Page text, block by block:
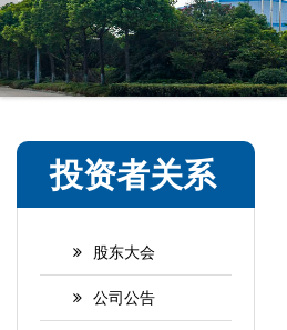
投资者关系
股东大会
公司公告